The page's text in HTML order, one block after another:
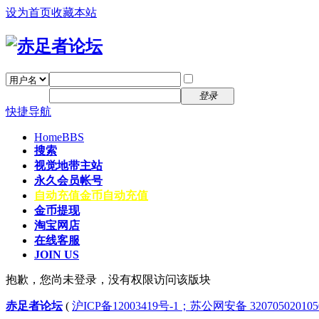
设为首页收藏本站
登录
快捷导航
HomeBBS
搜索
视觉地带主站
永久会员帐号
自动充值金币自动充值
金币提现
淘宝网店
在线客服
JOIN US
抱歉，您尚未登录，没有权限访问该版块
赤足者论坛( 沪ICP备12003419号-1；苏公网安备